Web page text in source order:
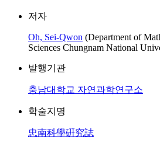
저자
Oh, Sei-Qwon (Department of
Sciences Chungnam National
발행기관
충남대학교 자연과학연구소
학술지명
忠南科學硏究誌